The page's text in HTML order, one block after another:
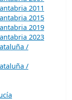
2011
2015
2019
2023
/
/